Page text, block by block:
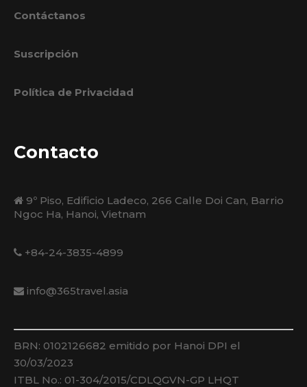
Contáctanos
Suscripción
Política de Privacidad
Contacto
9º Piso, Edificio Ladeco, 266 Calle Doi Can, Barrio
Ngoc Ha, Hanoi, Vietnam
+84-24-3835-4899
info@365travel.asia
BRN: 0102126682 emitido por Hanoi DPI el
30/03/2023
ITBL No.: 01-304/2015/CDLQGVN-GP LHQT